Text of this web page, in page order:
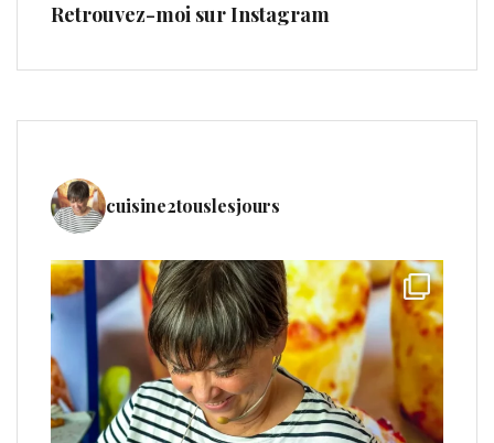
Retrouvez-moi sur Instagram
cuisine2touslesjours